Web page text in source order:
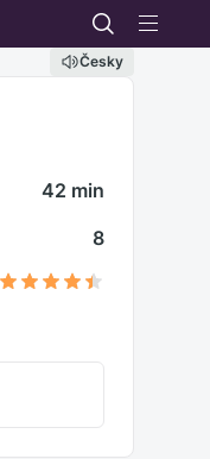
Česky
42 min
8